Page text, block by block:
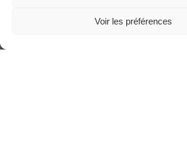
Voir les préférences